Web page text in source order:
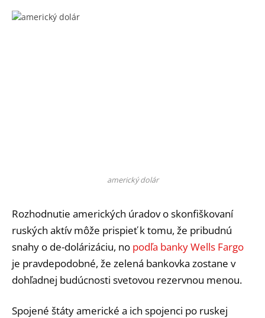
americký dolár
Rozhodnutie amerických úradov o skonfiškovaní
ruských aktív môže prispieť k tomu, že pribudnú
snahy o de-dolárizáciu, no podľa banky Wells Fargo
je pravdepodobné, že zelená bankovka zostane v
dohľadnej budúcnosti svetovou rezervnou menou.
Spojené štáty americké a ich spojenci po ruskej